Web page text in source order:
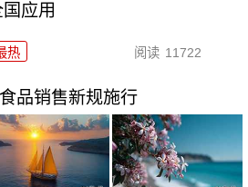
应用
热 阅读 11722
品销售新规施行